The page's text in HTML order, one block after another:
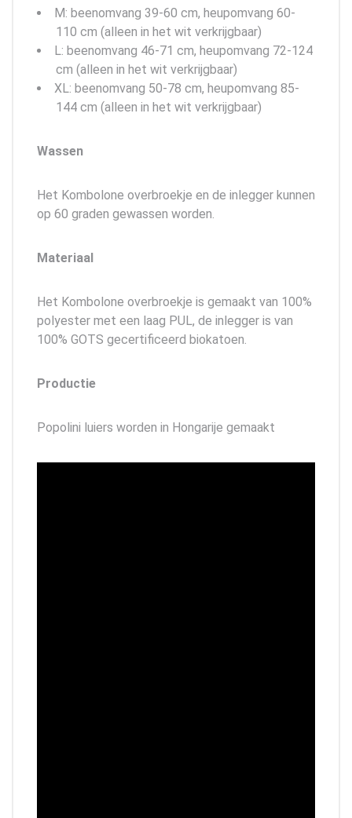
M: beenomvang 39-60 cm, heupomvang 60-
110 cm (alleen in het wit verkrijgbaar)
L: beenomvang 46-71 cm, heupomvang 72-124
cm (alleen in het wit verkrijgbaar)
XL: beenomvang 50-78 cm, heupomvang 85-
144 cm (alleen in het wit verkrijgbaar)
Wassen
Het Kombolone overbroekje en de inlegger kunnen
op 60 graden gewassen worden.
Materiaal
Het Kombolone overbroekje is gemaakt van 100%
polyester met een laag PUL, de inlegger is van
100% GOTS gecertificeerd biokatoen.
Productie
Popolini luiers worden in Hongarije gemaakt